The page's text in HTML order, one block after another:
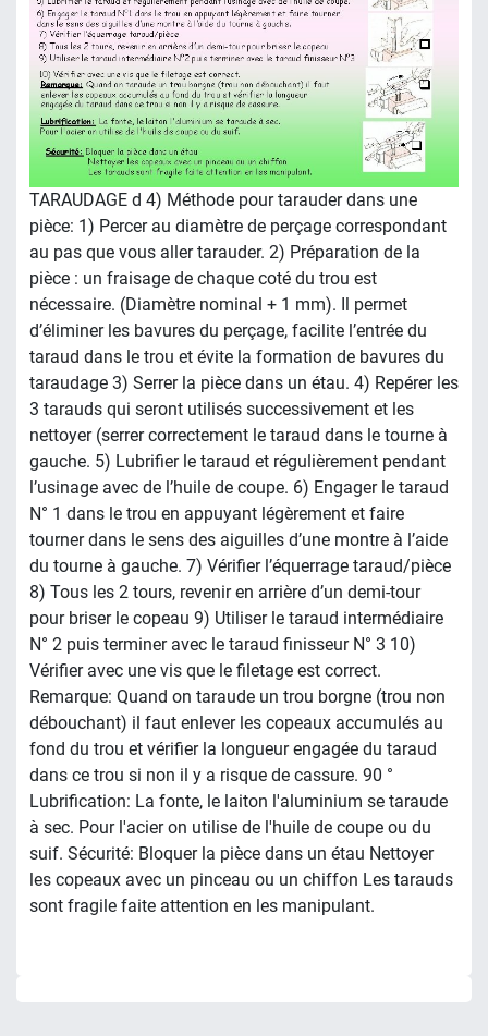
TARAUDAGE d 4) Méthode pour tarauder dans une
pièce: 1) Percer au diamètre de perçage correspondant
au pas que vous aller tarauder. 2) Préparation de la
pièce : un fraisage de chaque coté du trou est
nécessaire. (Diamètre nominal + 1 mm). Il permet
d’éliminer les bavures du perçage, facilite l’entrée du
taraud dans le trou et évite la formation de bavures du
taraudage 3) Serrer la pièce dans un étau. 4) Repérer les
3 tarauds qui seront utilisés successivement et les
nettoyer (serrer correctement le taraud dans le tourne à
gauche. 5) Lubrifier le taraud et régulièrement pendant
l’usinage avec de l’huile de coupe. 6) Engager le taraud
N° 1 dans le trou en appuyant légèrement et faire
tourner dans le sens des aiguilles d’une montre à l’aide
du tourne à gauche. 7) Vérifier l’équerrage taraud/pièce
8) Tous les 2 tours, revenir en arrière d’un demi-tour
pour briser le copeau 9) Utiliser le taraud intermédiaire
N° 2 puis terminer avec le taraud finisseur N° 3 10)
Vérifier avec une vis que le filetage est correct.
Remarque: Quand on taraude un trou borgne (trou non
débouchant) il faut enlever les copeaux accumulés au
fond du trou et vérifier la longueur engagée du taraud
dans ce trou si non il y a risque de cassure. 90 °
Lubrification: La fonte, le laiton l'aluminium se taraude
à sec. Pour l'acier on utilise de l'huile de coupe ou du
suif. Sécurité: Bloquer la pièce dans un étau Nettoyer
les copeaux avec un pinceau ou un chiffon Les tarauds
sont fragile faite attention en les manipulant.